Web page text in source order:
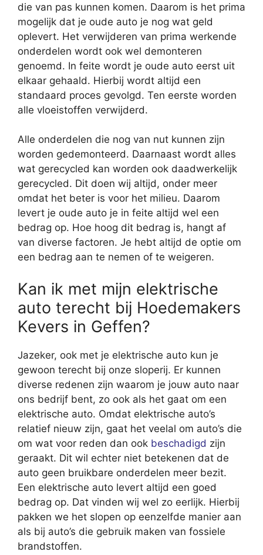
die van pas kunnen komen. Daarom is het prima
mogelijk dat je oude auto je nog wat geld
oplevert. Het verwijderen van prima werkende
onderdelen wordt ook wel demonteren
genoemd. In feite wordt je oude auto eerst uit
elkaar gehaald. Hierbij wordt altijd een
standaard proces gevolgd. Ten eerste worden
alle vloeistoffen verwijderd.
Alle onderdelen die nog van nut kunnen zijn
worden gedemonteerd. Daarnaast wordt alles
wat gerecycled kan worden ook daadwerkelijk
gerecycled. Dit doen wij altijd, onder meer
omdat het beter is voor het milieu. Daarom
levert je oude auto je in feite altijd wel een
bedrag op. Hoe hoog dit bedrag is, hangt af
van diverse factoren. Je hebt altijd de optie om
een bedrag aan te nemen of te weigeren.
Kan ik met mijn elektrische
auto terecht bij Hoedemakers
Kevers in Geffen?
Jazeker, ook met je elektrische auto kun je
gewoon terecht bij onze sloperij. Er kunnen
diverse redenen zijn waarom je jouw auto naar
ons bedrijf bent, zo ook als het gaat om een
elektrische auto. Omdat elektrische auto’s
relatief nieuw zijn, gaat het veelal om auto’s die
om wat voor reden dan ook beschadigd zijn
geraakt. Dit wil echter niet betekenen dat de
auto geen bruikbare onderdelen meer bezit.
Een elektrische auto levert altijd een goed
bedrag op. Dat vinden wij wel zo eerlijk. Hierbij
pakken we het slopen op eenzelfde manier aan
als bij auto’s die gebruik maken van fossiele
brandstoffen.